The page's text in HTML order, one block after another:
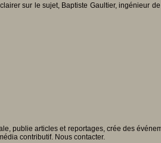
sur le sujet, Baptiste Gaultier, ingénieur
publie articles et reportages, crée des
contributif. Nous contacter.